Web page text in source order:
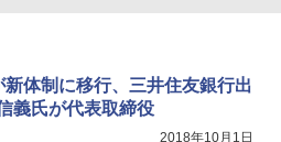
体制に移行、三井住友銀行出
義氏が代表取締役
2018年10月1日